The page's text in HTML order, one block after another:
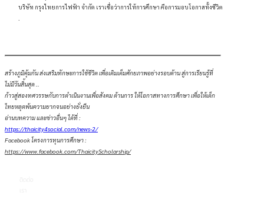
บริษัท กรุงไทยการไฟฟ้า จำกัด เราเชื่อว่าการให้การศึกษา คือการมอบโอกาสทั้งชีวิต
สร้างภูมิคุ้มกัน ส่งเสริมทักษะการใช้ชีวิต เพื่อเติมเต็มศักยภาพอย่างรอบด้าน สู่การเรียนรู้ที่
ไม่มีวันสิ้นสุด ..
ก้าวสู่สองทศวรรษกับการดำเนินงานเพื่อสังคม ด้านการ ให้โอกาสทางการศึกษา เพื่อให้เด็ก
ไทยหลุดพ้นความยากจนอย่างยั่งยืน
อ่านบทความ และข่าวอื่นๆ ได้ที่ :
https://thaicity4social.com/news-2/
Facebook โครงการทุนการศึกษา :
https://www.facebook.com/ThaicityScholarship/